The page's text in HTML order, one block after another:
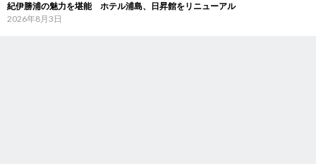
紀伊勝浦の魅力を堪能 ホテル浦島、日昇館をリニューアル
2026年8月3日